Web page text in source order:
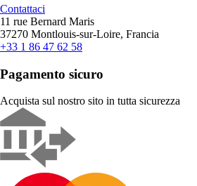
Contattaci
11 rue Bernard Maris
37270 Montlouis-sur-Loire, Francia
+33 1 86 47 62 58
Pagamento sicuro
Acquista sul nostro sito in tutta sicurezza